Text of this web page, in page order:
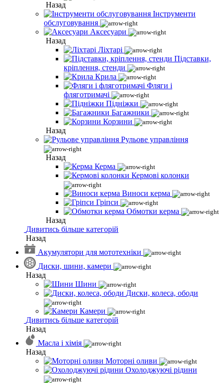
Назад
Інструменти
обслуговування
Аксесуари
Назад
Ліхтарі
Підставки,
кріплення, стенди
Крила
Фляги і
фляготримачі
Підніжки
Багажники
Корзини
Назад
Рульове управління
Назад
Керма
Кермові колонки
Виноси керма
Гріпси
Обмотки керма
Назад
Дивитись більше категорій
Назад
Акумулятори для мототехніки
Диски, шини, камери
Назад
Шини
Диски, колеса, ободи
Камери
Дивитись більше категорій
Назад
Масла і хімія
Назад
Моторні оливи
Охолоджуючі рідини